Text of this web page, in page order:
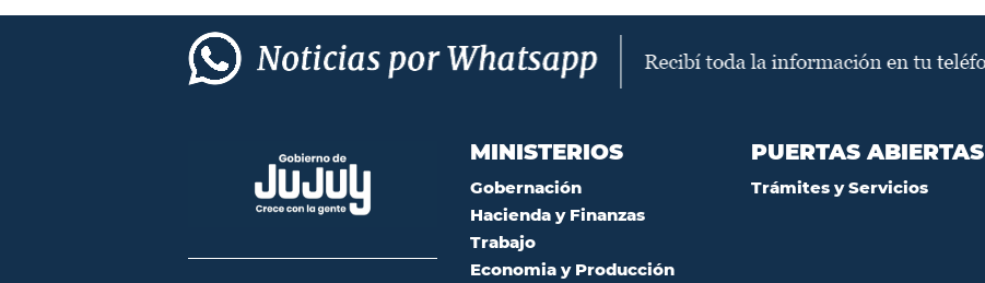
MINISTERIOS
Gobernación
Hacienda y Finanzas
Trabajo
Economia y Producción
PUERTAS ABIERTAS
Trámites y Servicios